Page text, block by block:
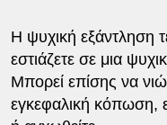
Η ψυχική εξάντληση
εστιάζετε σε μια
Μπορεί επίσης να
εγκεφαλική κόπωση,